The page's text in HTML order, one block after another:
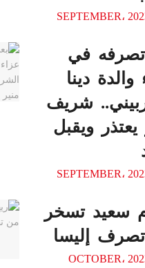
تصرفه في
والدة دينا
شريف
يعتذر ويقبل
سعيد تسخر
إليسا